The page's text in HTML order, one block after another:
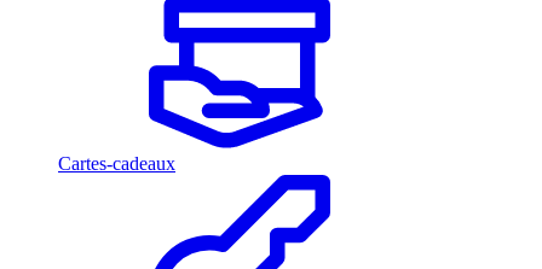
Cartes-cadeaux